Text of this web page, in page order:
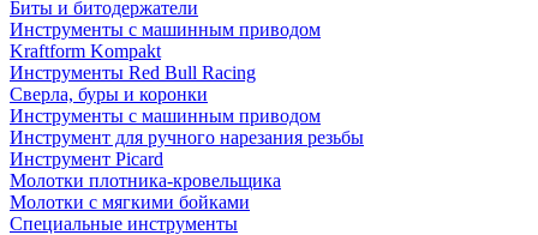
Биты и битодержатели
Инструменты с машинным приводом
Kraftform Kompakt
Инструменты Red Bull Racing
Сверла, буры и коронки
Инструменты с машинным приводом
Инструмент для ручного нарезания резьбы
Инструмент Picard
Молотки плотника-кровельщика
Молотки с мягкими бойками
Специальные инструменты